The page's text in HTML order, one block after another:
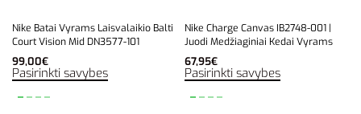
Nike Batai Vyrams Laisvalaikio Balti
Court Vision Mid DN3577-101
99,00€
Pasirinkti savybes
Nike Charge Canvas IB2748-001 |
Juodi Medžiaginiai Kedai Vyrams
67,95€
Pasirinkti savybes